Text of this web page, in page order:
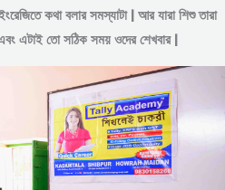
কথা বলার সমস্যাটা | আর যারা শিশু তারা
এটাই তো সঠিক সময় ওদের শেখবার |